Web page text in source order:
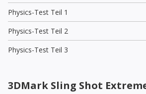
Physics-Test Teil 1
Physics-Test Teil 2
Physics-Test Teil 3
3DMark Sling Shot